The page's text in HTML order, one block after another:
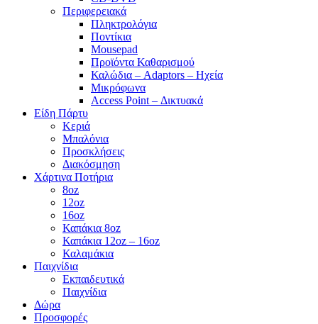
Περιφερειακά
Πληκτρολόγια
Ποντίκια
Mousepad
Προϊόντα Καθαρισμού
Καλώδια – Adaptors – Ηχεία
Μικρόφωνα
Access Point – Δικτυακά
Είδη Πάρτυ
Κεριά
Μπαλόνια
Προσκλήσεις
Διακόσμηση
Χάρτινα Ποτήρια
8oz
12oz
16oz
Καπάκια 8oz
Καπάκια 12oz – 16oz
Καλαμάκια
Παιχνίδια
Εκπαιδευτικά
Παιχνίδια
Δώρα
Προσφορές